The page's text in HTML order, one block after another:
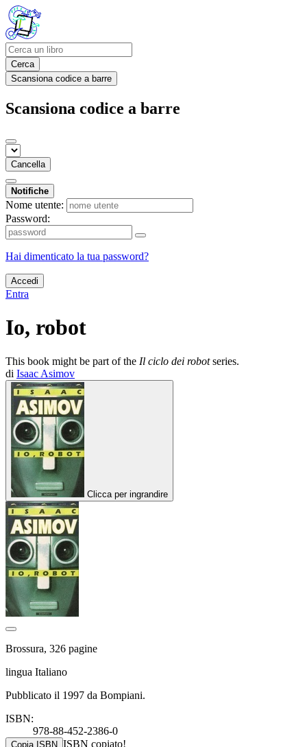
Cerca
Scansiona codice a barre
Scansiona codice a barre
Cancella
Notifiche
Nome utente:
Password:
Hai dimenticato la tua password?
Accedi
Entra
Io, robot
This book might be part of the Il ciclo dei robotseries.
di Isaac Asimov
Clicca per ingrandire
Brossura, 326 pagine
lingua Italiano
Pubblicato il 1997 da Bompiani.
ISBN:
978-88-452-2386-0
Copia ISBN ISBN copiato!